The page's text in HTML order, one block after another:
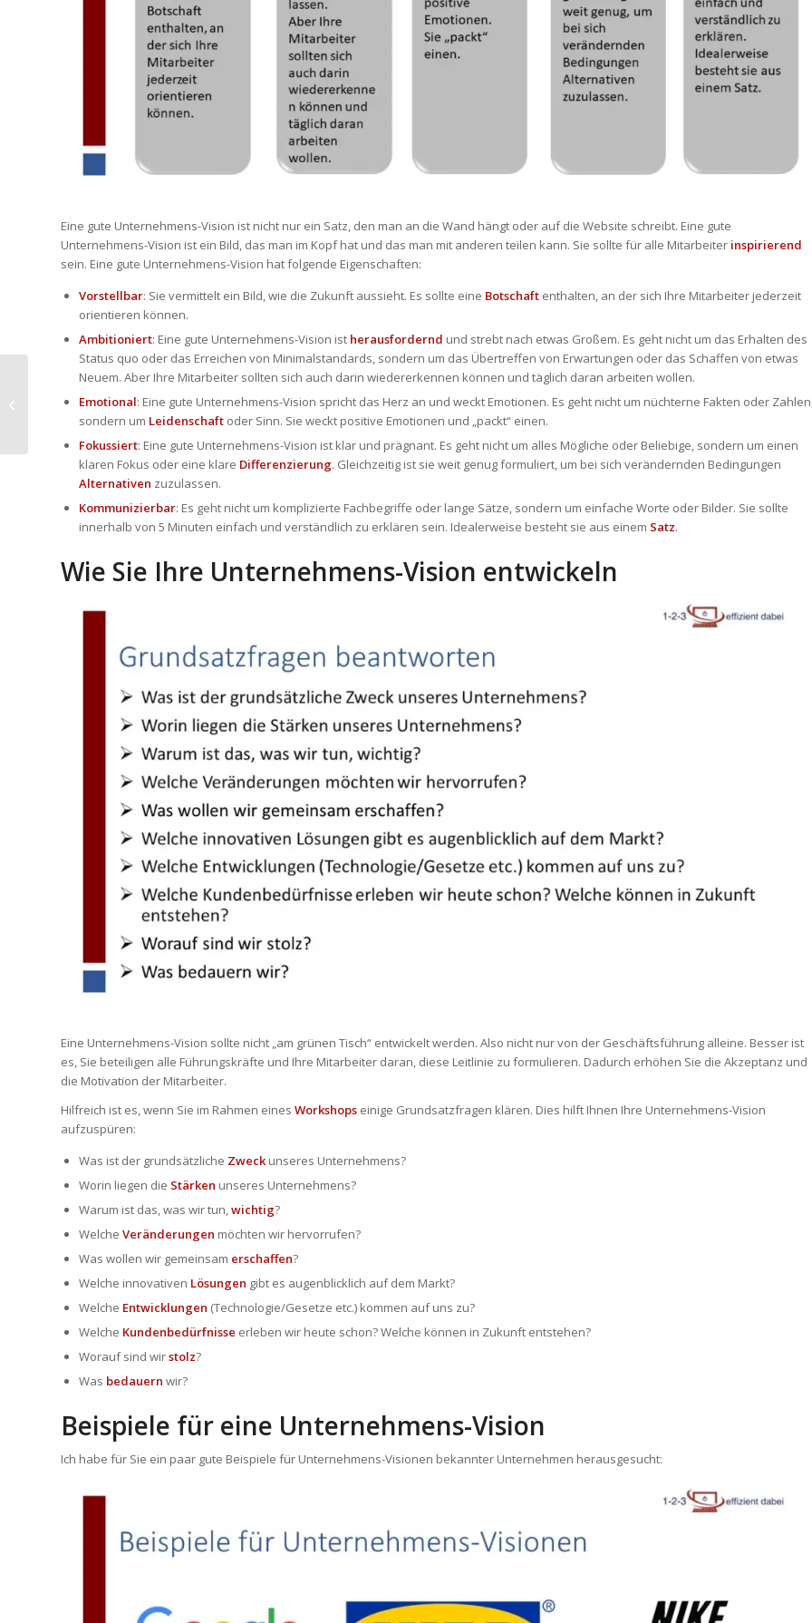
Eine gute Unternehmens-Vision ist nicht nur ein Satz, den man an die Wand hängt oder auf die Website schreibt. Eine gute
Unternehmens-Vision ist ein Bild, das man im Kopf hat und das man mit anderen teilen kann. Sie sollte für alle Mitarbeiter inspirierend
sein. Eine gute Unternehmens-Vision hat folgende Eigenschaften:
Vorstellbar: Sie vermittelt ein Bild, wie die Zukunft aussieht. Es sollte eine Botschaft enthalten, an der sich Ihre Mitarbeiter jederzeit
orientieren können.
Ambitioniert: Eine gute Unternehmens-Vision ist herausfordernd und strebt nach etwas Großem. Es geht nicht um das Erhalten des
Status quo oder das Erreichen von Minimalstandards, sondern um das Übertreffen von Erwartungen oder das Schaffen von etwas
Neuem. Aber Ihre Mitarbeiter sollten sich auch darin wiedererkennen können und täglich daran arbeiten wollen.
Emotional: Eine gute Unternehmens-Vision spricht das Herz an und weckt Emotionen. Es geht nicht um nüchterne Fakten oder
sondern um Leidenschaft oder Sinn. Sie weckt positive Emotionen und „packt“ einen.
Fokussiert: Eine gute Unternehmens-Vision ist klar und prägnant. Es geht nicht um alles Mögliche oder Beliebige, sondern um einen
klaren Fokus oder eine klare Differenzierung. Gleichzeitig ist sie weit genug formuliert, um bei sich verändernden Bedingungen
Alternativen zuzulassen.
Kommunizierbar: Es geht nicht um komplizierte Fachbegriffe oder lange Sätze, sondern um einfache Worte oder Bilder. Sie sollte
innerhalb von 5 Minuten einfach und verständlich zu erklären sein. Idealerweise besteht sie aus einem Satz.
Wie Sie Ihre Unternehmens-Vision entwickeln
Eine Unternehmens-Vision sollte nicht „am grünen Tisch“ entwickelt werden. Also nicht nur von der Geschäftsführung alleine. Besser ist
es, Sie beteiligen alle Führungskräfte und Ihre Mitarbeiter daran, diese Leitlinie zu formulieren. Dadurch erhöhen Sie die Akzeptanz und
die Motivation der Mitarbeiter.
Hilfreich ist es, wenn Sie im Rahmen eines Workshops einige Grundsatzfragen klären. Dies hilft Ihnen Ihre Unternehmens-Vision
aufzuspüren:
Was ist der grundsätzliche Zweckunseres Unternehmens?
Worin liegen die Stärken unseres Unternehmens?
Warum ist das, was wir tun,wichtig?
Welche Veränderungen möchten wir hervorrufen?
Was wollen wir gemeinsam erschaffen?
Welche innovativen Lösungen gibt es augenblicklich auf dem Markt?
Welche Entwicklungen (Technologie/Gesetze etc.) kommen auf uns zu?
Welche Kundenbedürfnisse erleben wir heute schon? Welche können in Zukunft entstehen?
Worauf sind wirstolz?
Was bedauern wir?
Beispiele für eine Unternehmens-Vision
Ich habe für Sie ein paar gute Beispiele für Unternehmens-Visionen bekannter Unternehmen herausgesucht:
Fertige Mailtexte in Outlook –
Welche Möglichkeiten nutzen Sie?